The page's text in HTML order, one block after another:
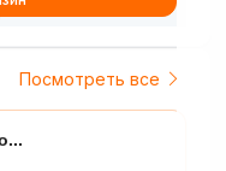
Посмотреть все